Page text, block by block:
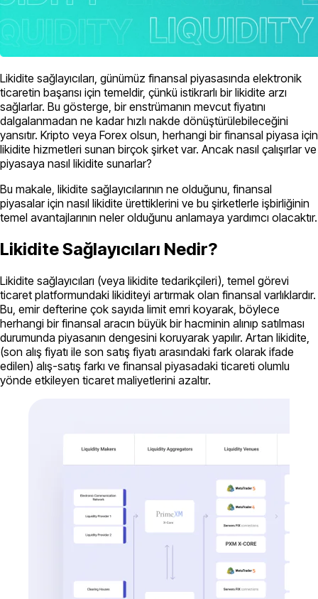
Likidite sağlayıcıları, günümüz finansal piyasasında elektronik
ticaretin başarısı için temeldir, çünkü istikrarlı bir likidite arzı
sağlarlar. Bu gösterge, bir enstrümanın mevcut fiyatını
dalgalanmadan ne kadar hızlı nakde dönüştürülebileceğini
yansıtır. Kripto veya Forex olsun, herhangi bir finansal piyasa için
likidite hizmetleri sunan birçok şirket var. Ancak nasıl çalışırlar ve
piyasaya nasıl likidite sunarlar?
Bu makale, likidite sağlayıcılarının ne olduğunu, finansal
piyasalar için nasıl likidite ürettiklerini ve bu şirketlerle işbirliğinin
temel avantajlarının neler olduğunu anlamaya yardımcı olacaktır.
Likidite Sağlayıcıları Nedir?
Likidite sağlayıcıları (veya likidite tedarikçileri), temel görevi
ticaret platformundaki likiditeyi artırmak olan finansal varlıklardır.
Bu, emir defterine çok sayıda limit emri koyarak, böylece
herhangi bir finansal aracın büyük bir hacminin alınıp satılması
durumunda piyasanın dengesini koruyarak yapılır. Artan likidite,
(son alış fiyatı ile son satış fiyatı arasındaki fark olarak ifade
edilen) alış-satış farkı ve finansal piyasadaki ticareti olumlu
yönde etkileyen ticaret maliyetlerini azaltır.